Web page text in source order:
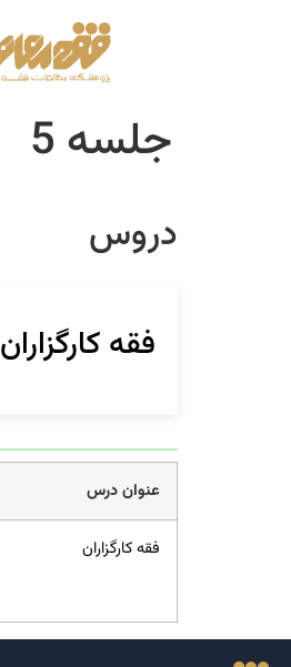
جلسه 5
دروس
فقه کارگزاران
عنوان درس
فقه کارگزاران